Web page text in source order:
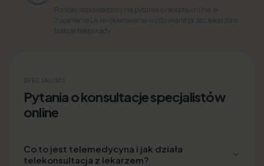
Poniżej odpowiadamy na pytania o receptę online, e-
zwolnienie L4 i e-skierowanie wystawiane przez lekarza w
trakcie teleporady.
SPECJALIŚCI
Pytania o konsultacje specjalistów
online
Co to jest telemedycyna i jak działa
telekonsultacja z lekarzem?